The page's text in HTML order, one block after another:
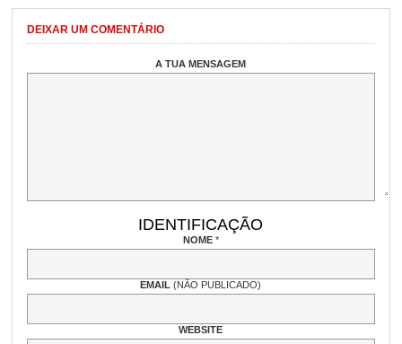
DEIXAR UM COMENTÁRIO
A TUA MENSAGEM
IDENTIFICAÇÃO
NOME *
EMAIL(NÃO PUBLICADO)
WEBSITE